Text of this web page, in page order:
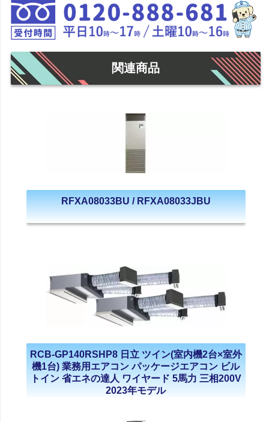
関連商品
RFXA08033BU / RFXA08033JBU
RCB-GP140RSHP8 日立 ツイン(室内機2台×室外
機1台) 業務用エアコン パッケージエアコン ビル
トイン 省エネの達人 ワイヤード 5馬力 三相200V
2023年モデル